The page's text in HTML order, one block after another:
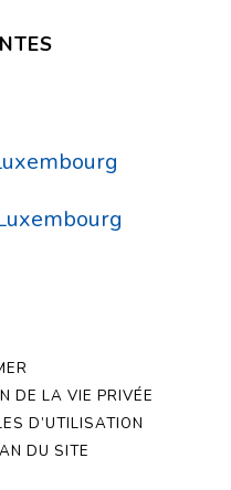
DE LA VIE PRIVÉE
D’UTILISATION
DU SITE